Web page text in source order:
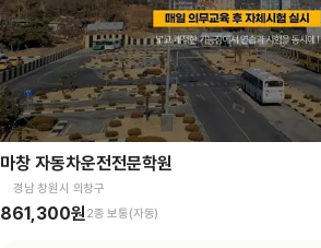
마창 자동차운전전문학원
경남 창원시 의창구
861,300원 2종 보통(자동)